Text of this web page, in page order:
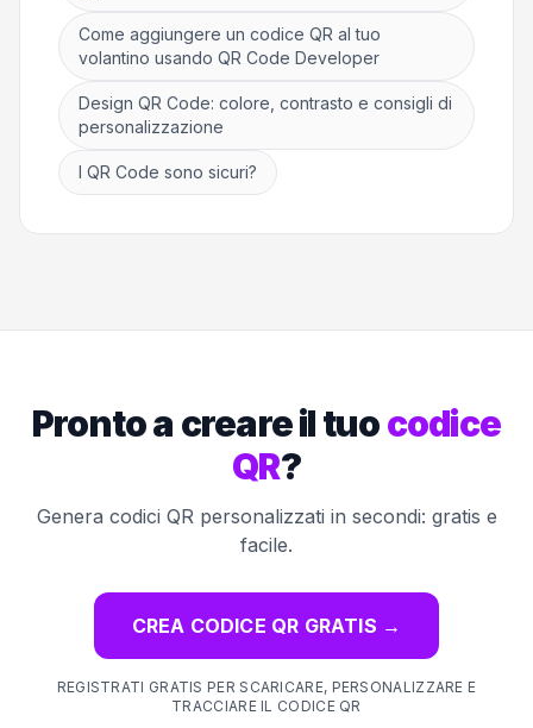
Come aggiungere un codice QR al tuo
volantino usando QR Code Developer
Design QR Code: colore, contrasto e consigli di
personalizzazione
I QR Code sono sicuri?
Pronto a creare il tuocodice
QR?
Genera codici QR personalizzati in secondi: gratis e
facile.
CREA CODICE QR GRATIS →
REGISTRATI GRATIS PER SCARICARE, PERSONALIZZARE E
TRACCIARE IL CODICE QR